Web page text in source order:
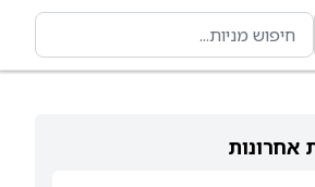
אחרונות